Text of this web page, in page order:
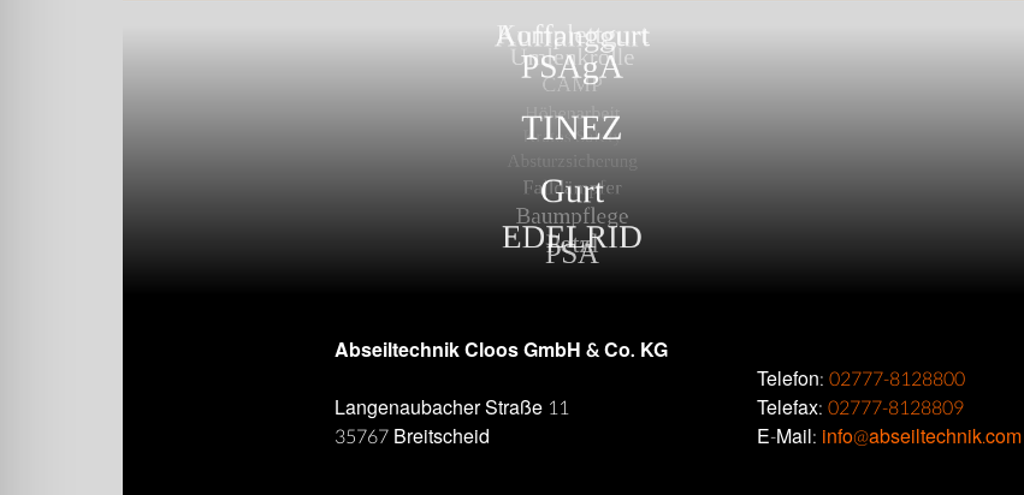
Abseiltechnik Cloos GmbH & Co. KG
Langenaubacher Straße 11
35767 Breitscheid
Telefon:02777-8128800
Telefax:02777-8128809
E-Mail: info@abseiltechnik.com